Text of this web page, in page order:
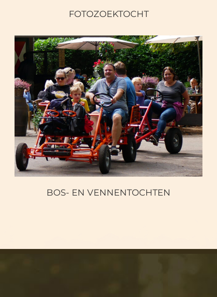
FOTOZOEKTOCHT
BOS- EN VENNENTOCHTEN
BOS- EN VENNENTOCHTEN